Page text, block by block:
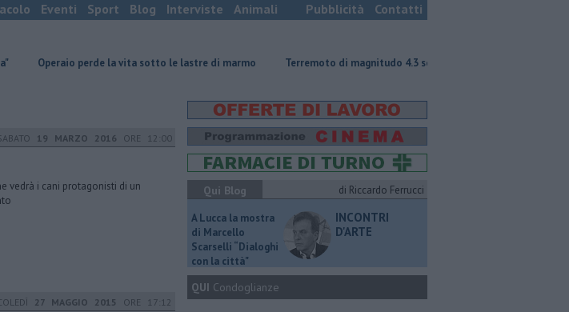
Eventi Sport Blog Interviste Animali Pubblicità Contatti
la vita sotto le lastre di marmo Terremoto di magnitudo 4.3 scuote la Toscana
19 MARZO 2016 ORE 12:00
vedrà i cani protagonisti di un
27 MAGGIO 2015 ORE 17:12
Qui Blog di Riccardo Ferrucci
A Lucca la mostra
di Marcello
Scarselli “Dialoghi
con la città"
INCONTRI
D'ARTE
QUI Condoglianze